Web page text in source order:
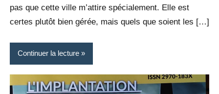
pas que cette ville m’attire spécialement. Elle est
certes plutôt bien gérée, mais quels que soient les […]
Continuer la lecture